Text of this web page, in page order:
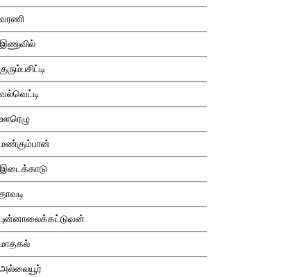
வரணி
இணுவில்
குரும்பசிட்டி
வல்வெட்டி
ஊரெழு
மண்கும்பான்
இடைக்காடு
தாவடி
புன்னாலைக்கட்டுவன்
மாதகல்
அல்லையூர்